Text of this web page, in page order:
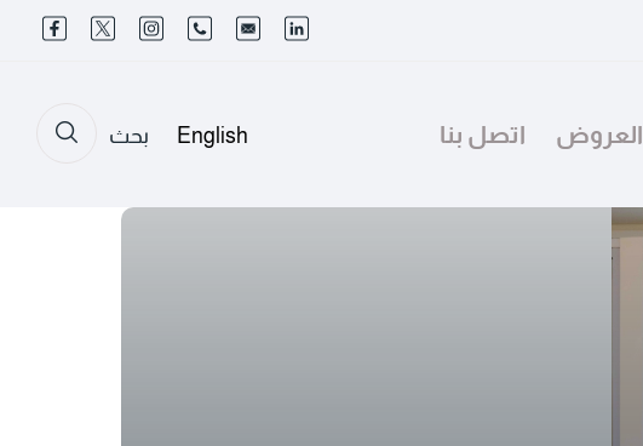
العروض اتصل بنا English بحث